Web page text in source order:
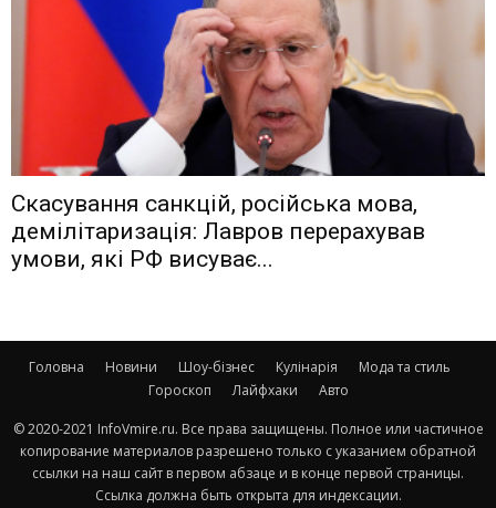
Скасування санкцій, російська мова,
демілітаризація: Лавров перерахував
умови, які РФ висуває...
Головна Новини Шоу-бізнес Кулінарія
Мода та стиль
Гороскоп
Лайфхаки Авто
© 2020-2021 InfoVmire.ru. Все права защищены. Полное или частичное
копирование материалов разрешено только с указанием обратной
ссылки на наш сайт в первом абзаце и в конце первой страницы.
Ссылка должна быть открыта для индексации.